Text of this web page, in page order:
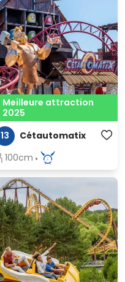
Meilleure attraction
2025
13
Cétautomatix
100cm